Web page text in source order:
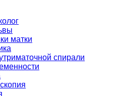
матки
спирали